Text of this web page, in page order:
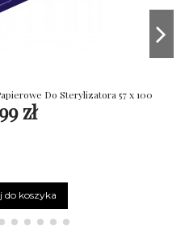
Do Sterylizatora 57 x 100
zł
do koszyka